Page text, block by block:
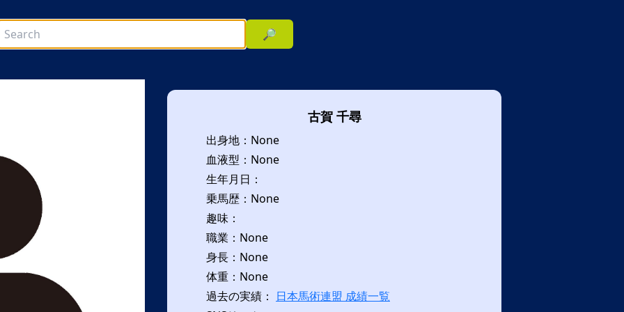
🔎
古賀 千尋
出身地：None
血液型：None
生年月日：
乗馬歴：None
趣味：
職業：None
身長：None
体重：None
過去の実績： 日本馬術連盟 成績一覧